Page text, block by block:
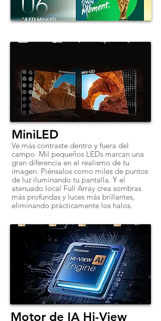
MiniLED
Ve más contraste dentro y fuera del
campo. Mil pequeños LEDs marcan una
gran diferencia en el realismo de tu
imagen. Piénsalos como miles de puntos
de luz iluminando tu pantalla. Y el
atenuado local Full Array crea sombras
más profundas y luces más brillantes,
eliminando prácticamente los halos.
Motor de IA Hi-View